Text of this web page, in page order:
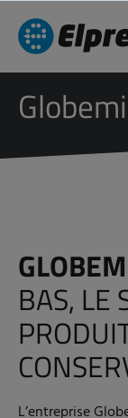
BAS, LE
L’entreprise